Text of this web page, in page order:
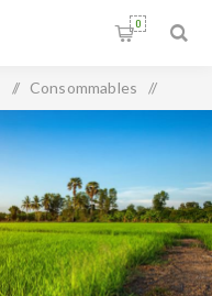
0
/ Consommables /